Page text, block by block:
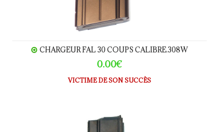
CHARGEUR FAL 30 COUPS CALIBRE.308W
0.00€
VICTIME DE SON SUCCÈS